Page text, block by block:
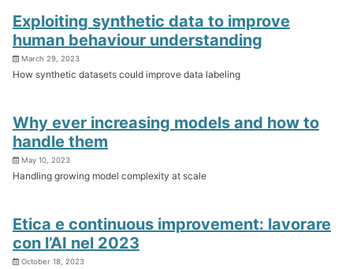
Exploiting synthetic data to improve
human behaviour understanding
March 29, 2023
How synthetic datasets could improve data labeling
Why ever increasing models and how to
handle them
May 10, 2023
Handling growing model complexity at scale
Etica e continuous improvement: lavorare
con l’AI nel 2023
October 18, 2023